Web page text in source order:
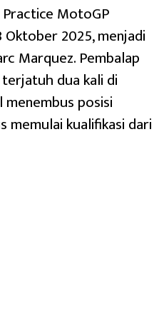
MotoGP
Oktober 2025, menjadi
Marquez. Pembalap
dua kali di
posisi
memulai kualifikasi dari